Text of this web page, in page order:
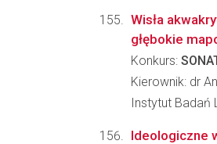
Wisła
głębokie
Konkurs:
Kierownik: dr
Instytut Badań
Ideologiczne